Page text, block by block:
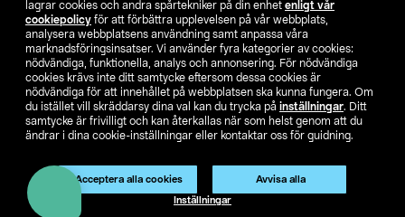
lagrar cookies och andra spårtekniker på din enhet enligt vår
cookiepolicy för att förbättra upplevelsen på vår webbplats,
analysera webbplatsens användning samt anpassa våra
marknadsföringsinsatser. Vi använder fyra kategorier av cookies:
nödvändiga, funktionella, analys och annonsering. För nödvändiga
cookies krävs inte ditt samtycke eftersom dessa cookies är
nödvändiga för att innehållet på webbplatsen ska kunna fungera. Om
du istället vill skräddarsy dina val kan du trycka på inställningar. Ditt
samtycke är frivilligt och kan återkallas när som helst genom att du
ändrar i dina cookie-inställningar eller kontaktar oss för guidning.
Acceptera alla cookies Avvisa alla
Inställningar
Hitta butik
SE NO FI
Köpvillkor Privacy statement Klubbvillkor
För företag
Ändra till priser exklusive moms